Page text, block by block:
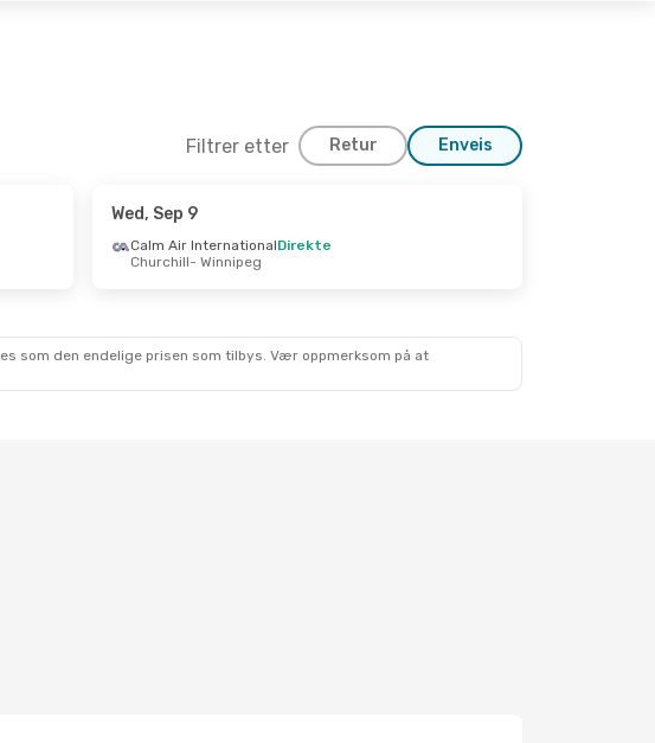
Filtrer etter Retur Enveis
2 Mellomlandinger
Wed, Sep 9
Calm Air InternationalDirekte
Churchill- Winnipeg
som den endelige prisen som tilbys. Vær oppmerksom på at